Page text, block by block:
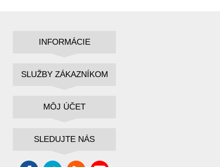
INFORMÁCIE
SLUŽBY ZÁKAZNÍKOM
MÔJ ÚČET
SLEDUJTE NÁS